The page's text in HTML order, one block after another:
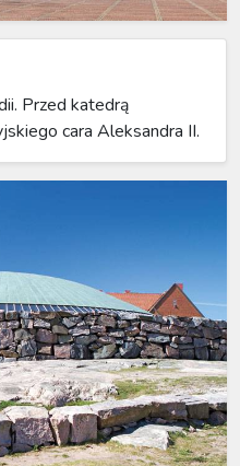
Przed katedrą
cara Aleksandra II.